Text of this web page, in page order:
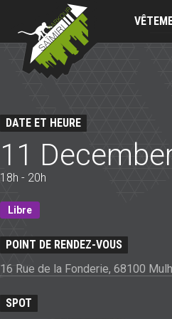
Parkour
DATE ET HEURE
11
18h - 20h
Libre
POINT DE RENDEZ-VOUS
16 Rue de la Fonderie, 68100
SPOT